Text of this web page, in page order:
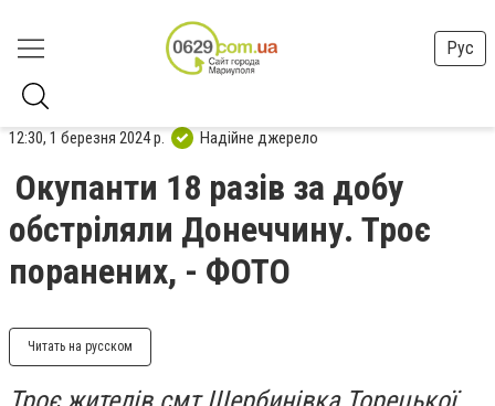
Рус
12:30, 1 березня 2024 р. Надійне джерело
Окупанти 18 разів за добу
обстріляли Донеччину. Троє
поранених, - ФОТО
Читать на русском